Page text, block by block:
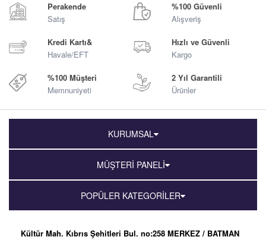
Perakende
Satış
%100 Güvenli
Alışveriş
Kredi Kartı&
Havale/EFT
Hızlı ve Güvenli
Kargo
%100 Müşteri
Memnuniyeti
2 Yıl Garantili
Ürünler
KURUMSAL
MÜŞTERİ PANELİ
POPÜLER KATEGORİLER
Kültür Mah. Kıbrıs Şehitleri Bul. no:258 MERKEZ / BATMAN